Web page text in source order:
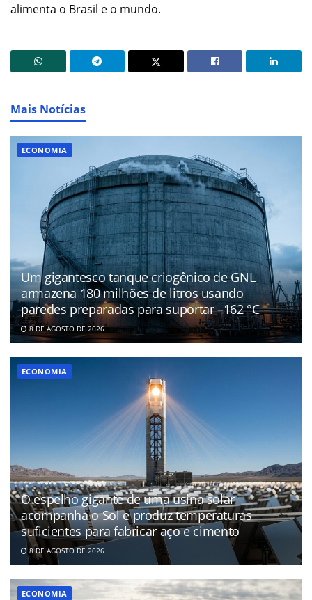
alimenta o Brasil e o mundo.
Mais Notícias
ECONOMIA
Um gigantesco tanque criogênico de GNL
armazena 180 milhões de litros usando
paredes preparadas para suportar –162 °C
8 DE AGOSTO DE 2026
ECONOMIA
O espelho gigante de uma usina solar
acompanha o Sol e produz temperaturas
suficientes para fabricar aço e cimento
8 DE AGOSTO DE 2026
ECONOMIA